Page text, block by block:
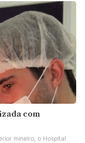
com
mineiro, o Hospital